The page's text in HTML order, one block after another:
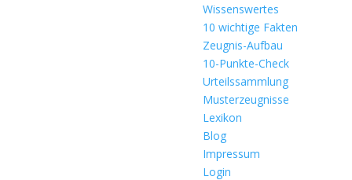
Wissenswertes
10 wichtige Fakten
Zeugnis-Aufbau
10-Punkte-Check
Urteilssammlung
Musterzeugnisse
Lexikon
Blog
Impressum
Login